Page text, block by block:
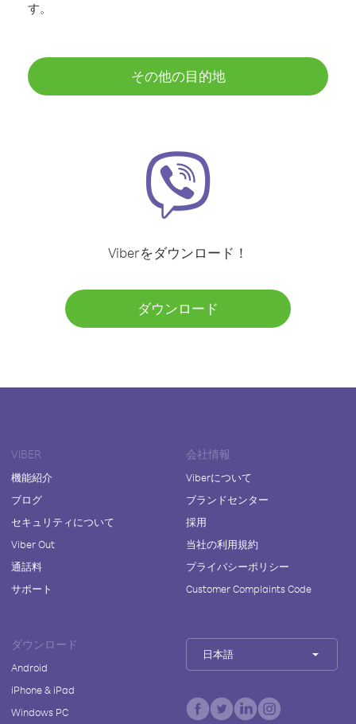
す。
その他の目的地
Viberをダウンロード！
ダウンロード
VIBER
機能紹介
ブログ
セキュリティについて
Viber Out
通話料
サポート
会社情報
Viberについて
ブランドセンター
採用
当社の利用規約
プライバシーポリシー
Customer Complaints Code
ダウンロード
Android
iPhone & iPad
Windows PC
日本語